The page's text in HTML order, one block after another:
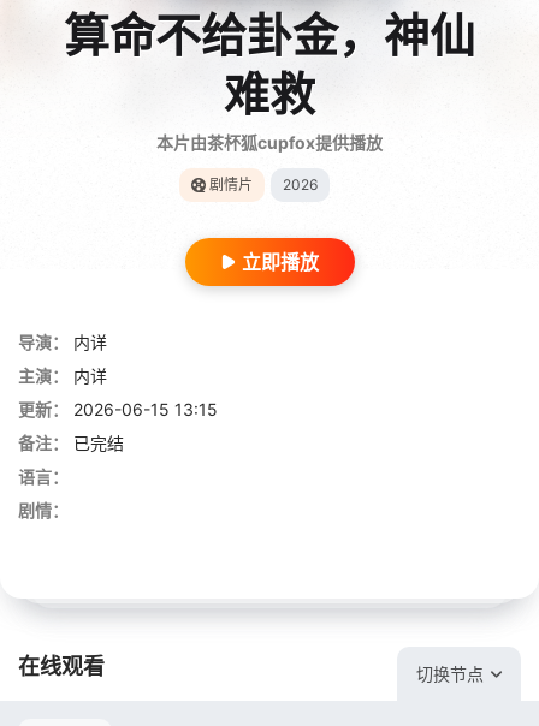
算命不给卦金，神仙
难救
本片由茶杯狐cupfox提供播放
剧情片 2026
立即播放
导演：
内详
主演：
内详
更新：
2026-06-15 13:15
备注：
已完结
语言：
剧情：
在线观看 切换节点